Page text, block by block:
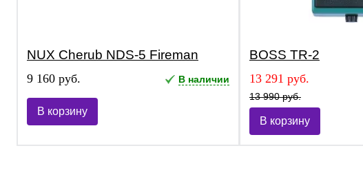
NUX Cherub NDS-5 Fireman
9 160 руб. В наличии
В корзину
BOSS TR-2
13 291 руб.
13 990 руб.
В корзину